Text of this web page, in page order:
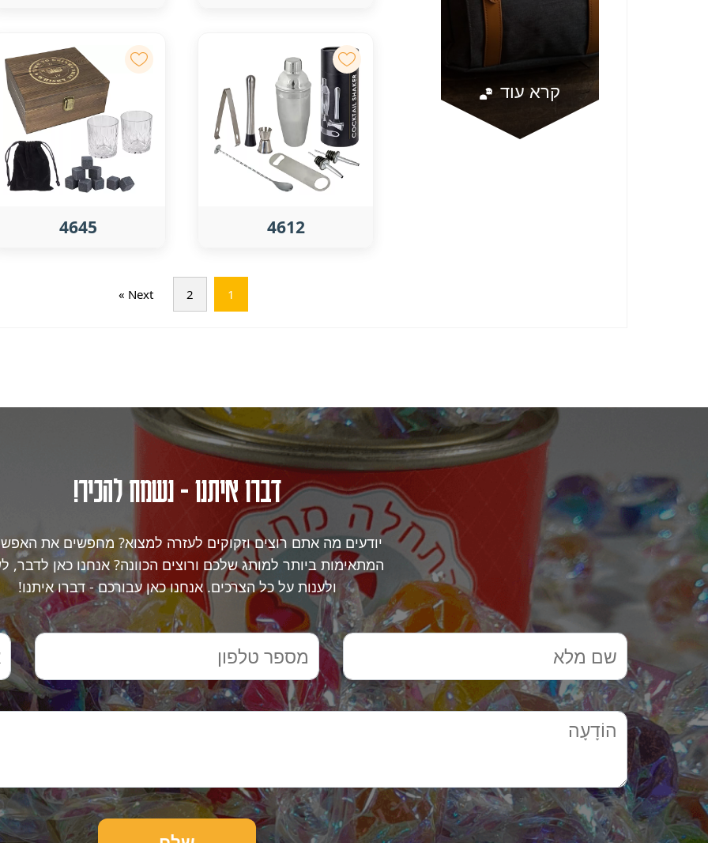
קרא עוד
4612
4645
1
2
Next »
דברו איתנו - נשמח להכיר!
יודעים מה אתם רוצים וזקוקים לעזרה למצוא? מחפשים את
המתאימות ביותר למותג שלכם ורוצים הכוונה? אנחנו כאן לדבר,
ולענות על כל הצרכים. אנחנו כאן עבורכם - דברו איתנו!